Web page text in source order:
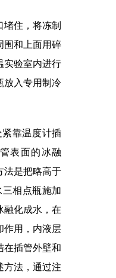
住，将冻制
围和上面用碎
实验室内进行
放入专用制冷
靠温度计插
表面的冰融
法是把略高于
相点瓶施加
融化成水，在
作用，内液层
在插管外壁和
方法，通过注